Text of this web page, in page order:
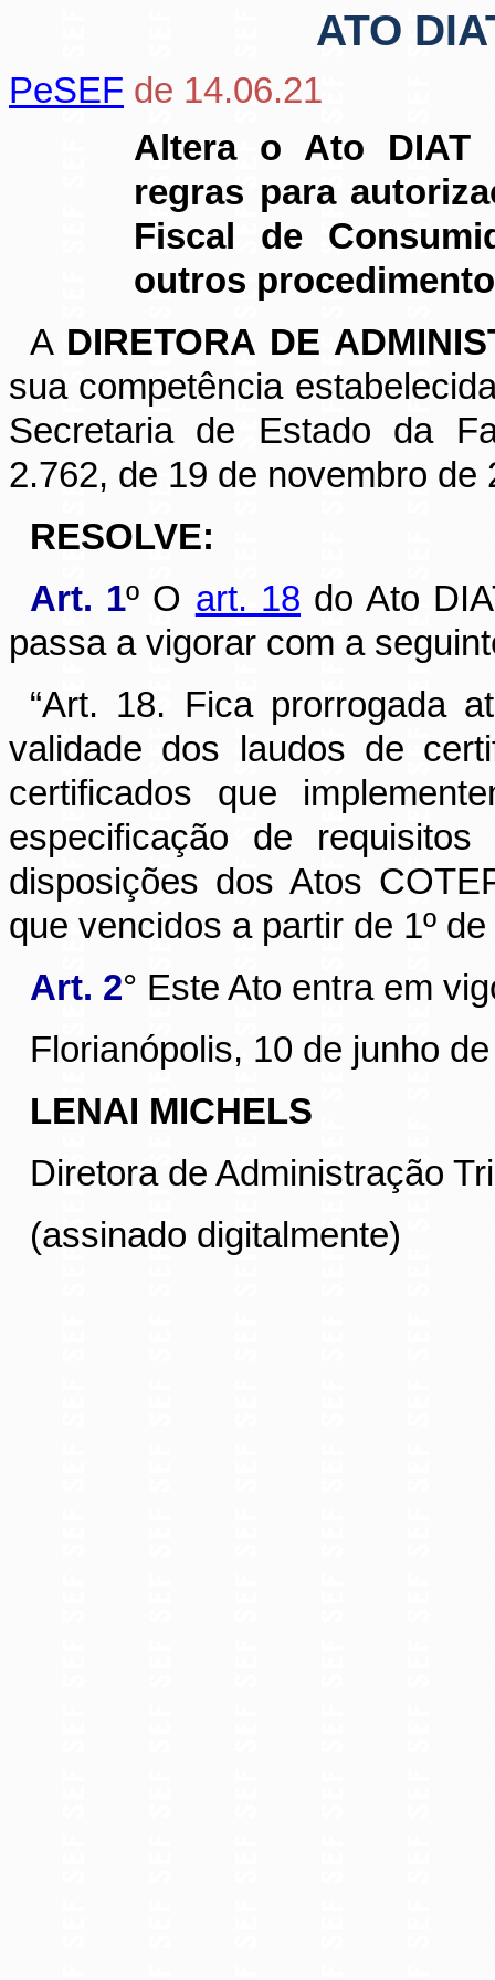
ATO
PeSEF de 14.06.21
Altera o Ato DIAT
regras para
Fiscal de
outros
A DIRETORA DE
sua competência
Secretaria de Estado da
2.762, de 19 de novembro de
RESOLVE:
Art. 1º O art. 18 do Ato
passa a vigorar com a
“Art. 18. Fica prorrogada
validade dos laudos de
certificados que
especificação de
disposições dos Atos
que vencidos a partir de 1º
Art. 2° Este Ato entra em
Florianópolis, 10 de junho
LENAI MICHELS
Diretora de Administração
(assinado digitalmente)